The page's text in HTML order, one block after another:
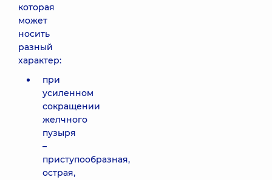
которая
может
носить
разный
характер:
при
усиленном
сокращении
желчного
пузыря
–
приступообразная,
острая,